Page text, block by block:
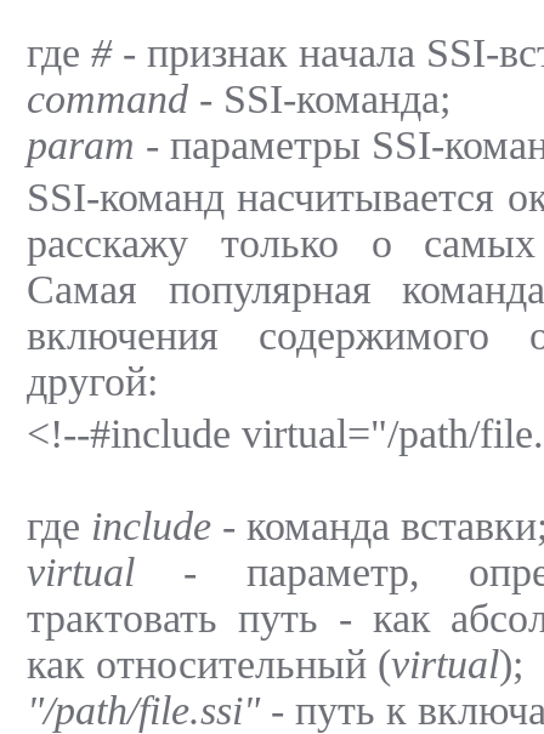
где #- признак начала SSI-
command - SSI-команда;
param - параметры SSI-
SSI-команд насчитывается
расскажу только о самых
Самая популярная
включения содержимого
другой:
<!--#include virtual="/path/
где include - команда
virtual - параметр,
трактовать путь - как
как относительный (virtual);
"/path/file.ssi"- путь к